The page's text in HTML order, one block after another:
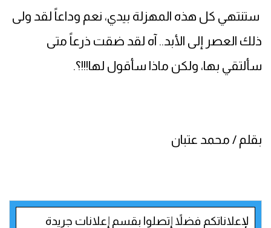
ستنتهي كل هذه المهزلة بيدي، نعم وداعاً لقد ولى
ذلك العصر إلى الأبد.. آه لقد ضقت ذرعاً متى
سألتقي بها، ولكن ماذا سأقول لها!!!؟.
بقلم / محمد عتبان
لإعلاناتكم فضلاً إتصلوا بقسم إعلانات جريدة